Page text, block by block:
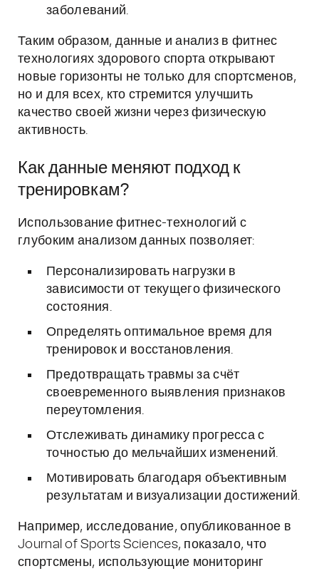
заболеваний.
Таким образом, данные и анализ в фитнес
технологиях здорового спорта открывают
новые горизонты не только для спортсменов,
но и для всех, кто стремится улучшить
качество своей жизни через физическую
активность.
Как данные меняют подход к
тренировкам?
Использование фитнес-технологий с
глубоким анализом данных позволяет:
Персонализировать нагрузки в
зависимости от текущего физического
состояния.
Определять оптимальное время для
тренировок и восстановления.
Предотвращать травмы за счёт
своевременного выявления признаков
переутомления.
Отслеживать динамику прогресса с
точностью до мельчайших изменений.
Мотивировать благодаря объективным
результатам и визуализации достижений.
Например, исследование, опубликованное в
Journal of Sports Sciences, показало, что
спортсмены, использующие мониторинг